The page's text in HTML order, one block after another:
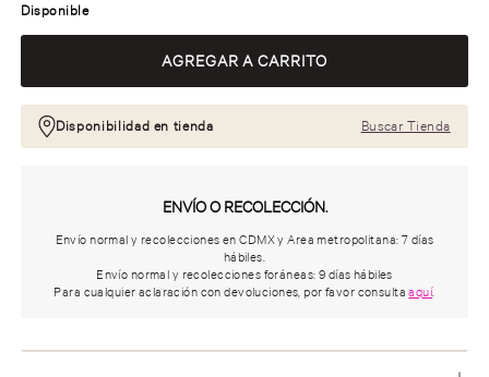
Disponible
Disponibilidad en tienda Buscar Tienda
ENVÍO O RECOLECCIÓN.
Envío normal y recolecciones en CDMX y Area metropolitana: 7 días
hábiles.
Envío normal y recolecciones foráneas: 9 días hábiles
Para cualquier aclaración con devoluciones, por favor consultaaquí.